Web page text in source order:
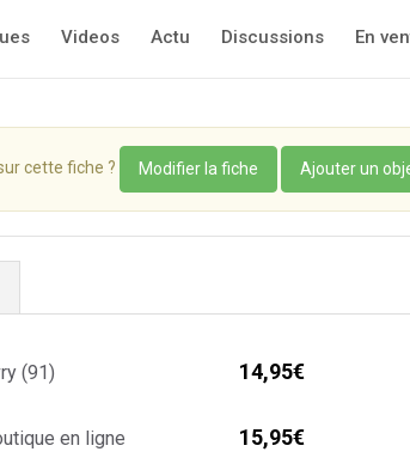
Videos Actu Discussions En
cette fiche ? Modifier la fiche Ajouter un
(91) 14,95€
en ligne 15,95€